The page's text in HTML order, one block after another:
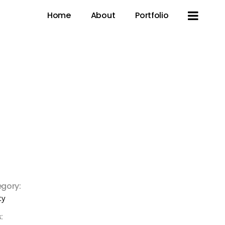
Home About Portfolio